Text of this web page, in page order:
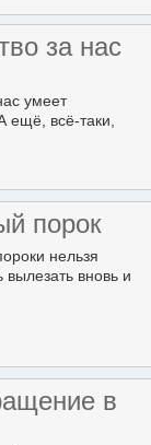
за нас
умеет
ещё, всё-таки,
порок
нельзя
вновь и
в